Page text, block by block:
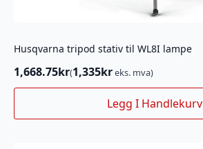
Husqvarna tripod stativ til WL8I lampe
1,668.75kr(1,335kreks. mva)
Legg I Handlekurv